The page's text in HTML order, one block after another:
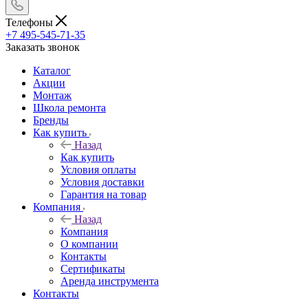
Телефоны
+7 495-545-71-35
Заказать звонок
Каталог
Акции
Монтаж
Школа ремонта
Бренды
Как купить
Назад
Как купить
Условия оплаты
Условия доставки
Гарантия на товар
Компания
Назад
Компания
О компании
Контакты
Сертификаты
Аренда инструмента
Контакты